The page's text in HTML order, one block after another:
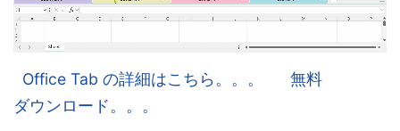
Office Tab の詳細はこちら。。。
無料
ダウンロード。。。